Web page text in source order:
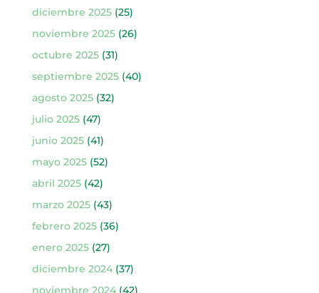
diciembre 2025(25)
noviembre 2025(26)
octubre 2025(31)
septiembre 2025(40)
agosto 2025(32)
julio 2025(47)
junio 2025(41)
mayo 2025(52)
abril 2025(42)
marzo 2025(43)
febrero 2025(36)
enero 2025(27)
diciembre 2024(37)
noviembre 2024(42)